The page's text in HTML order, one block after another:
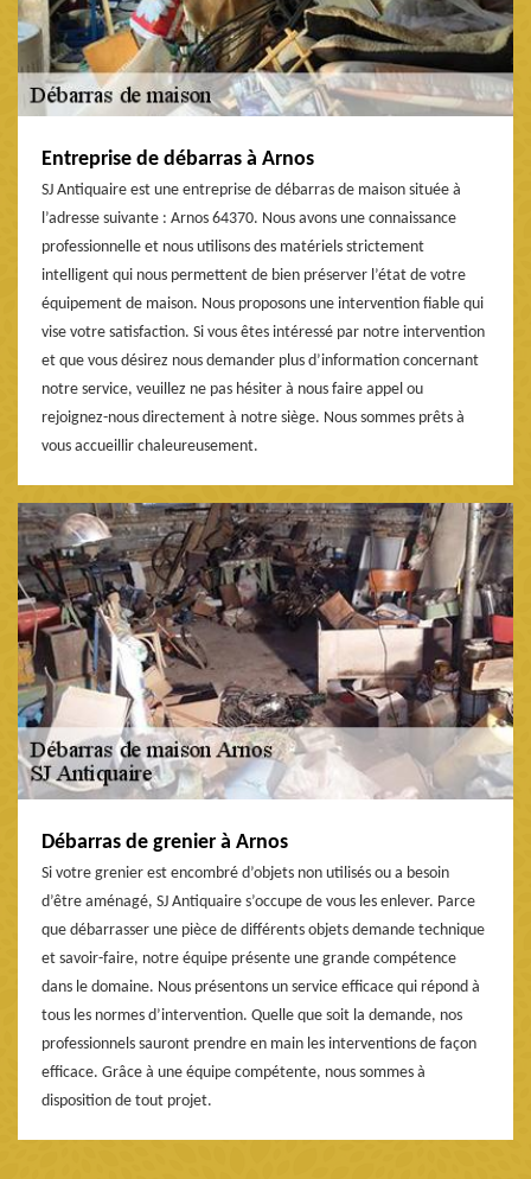
Entreprise de débarras à Arnos
SJ Antiquaire est une entreprise de débarras de maison située à
l’adresse suivante : Arnos 64370. Nous avons une connaissance
professionnelle et nous utilisons des matériels strictement
intelligent qui nous permettent de bien préserver l’état de votre
équipement de maison. Nous proposons une intervention fiable qui
vise votre satisfaction. Si vous êtes intéressé par notre intervention
et que vous désirez nous demander plus d’information concernant
notre service, veuillez ne pas hésiter à nous faire appel ou
rejoignez-nous directement à notre siège. Nous sommes prêts à
vous accueillir chaleureusement.
Débarras de grenier à Arnos
Si votre grenier est encombré d’objets non utilisés ou a besoin
d’être aménagé, SJ Antiquaire s’occupe de vous les enlever. Parce
que débarrasser une pièce de différents objets demande technique
et savoir-faire, notre équipe présente une grande compétence
dans le domaine. Nous présentons un service efficace qui répond à
tous les normes d’intervention. Quelle que soit la demande, nos
professionnels sauront prendre en main les interventions de façon
efficace. Grâce à une équipe compétente, nous sommes à
disposition de tout projet.